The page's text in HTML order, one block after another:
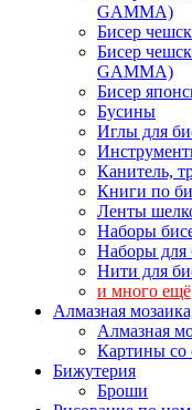
GAMMA)
Бисер
Бисер
GAMMA)
Бисер
Бусины
Иглы для
Канитель,
Книги по
Ленты
Наборы
Наборы для
Нити для
и много ещё
Алмазная
Алмазная
Картины co
Бижутерия
Броши